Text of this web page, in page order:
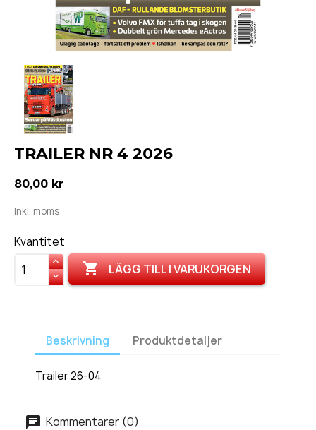
TRAILER NR 4 2026
80,00 kr
Inkl. moms
Kvantitet
 LÄGG TILL I VARUKORGEN
Beskrivning Produktdetaljer
Trailer 26-04
Kommentarer (0)